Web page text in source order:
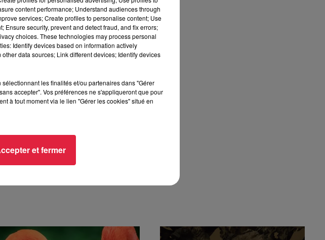
tel déferlement de
ce scénario qui semble se
de la
aurait été suivie. En
la journée.
content performance; Understand audiences through
services; Create profiles to personalise content; Use
security, prevent and detect fraud, and fix errors;
choices. These technologies may process personal
Identify devices based on information actively
data sources; Link different devices; Identify devices
les finalités et/ou partenaires dans "Gérer
accepter". Vos préférences ne s'appliqueront que pour
à tout moment via le lien "Gérer les cookies" situé en
et fermer